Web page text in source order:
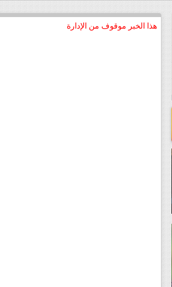
اقرأ المزيد
هذا الخبر موقوف من الإدارة